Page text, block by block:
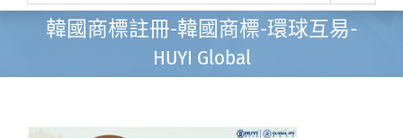
韓國商標註冊-韓國商標-環球互易-
HUYI Global